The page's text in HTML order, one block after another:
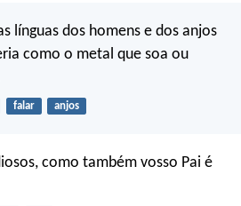
línguas dos homens e dos anjos
como o metal que soa ou
falar anjos
como também vosso Pai é